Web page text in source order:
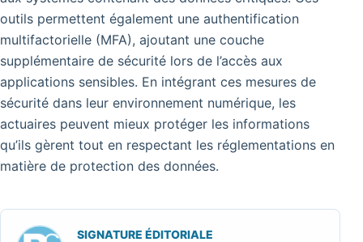
outils permettent également une authentification
multifactorielle (MFA), ajoutant une couche
supplémentaire de sécurité lors de l’accès aux
applications sensibles. En intégrant ces mesures de
sécurité dans leur environnement numérique, les
actuaires peuvent mieux protéger les informations
qu’ils gèrent tout en respectant les réglementations en
matière de protection des données.
SIGNATURE ÉDITORIALE